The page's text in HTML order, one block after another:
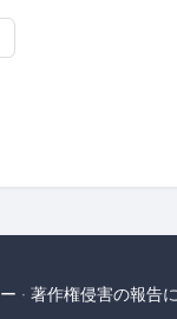
著作権侵害の報告